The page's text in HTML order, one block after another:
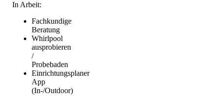
In Arbeit:
Fachkundige
Beratung
Whirlpool
ausprobieren
/
Probebaden
Einrichtungsplaner
App
(In-/Outdoor)